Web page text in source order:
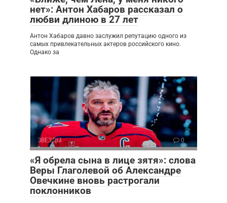
нет»: Антон Хабаров рассказал о
любви длиною в 27 лет
Антон Хабаров давно заслужил репутацию одного из
самых привлекательных актеров российского кино.
Однако за
ЗВЕЗДЫ 0
«Я обрела сына в лице зятя»: слова
Веры Глаголевой об Александре
Овечкине вновь растрогали
поклонников